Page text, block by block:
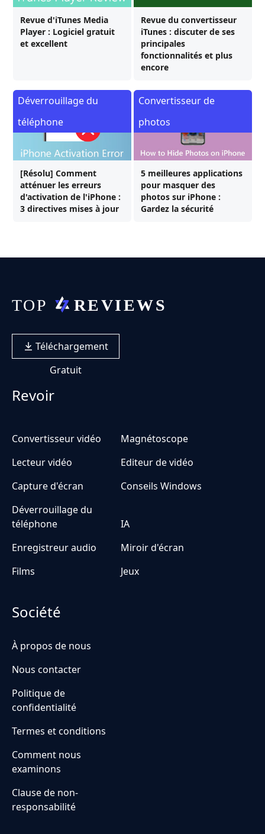
Revue d'iTunes Media
Player : Logiciel gratuit
et excellent
Revue du convertisseur
iTunes : discuter de ses
principales
fonctionnalités et plus
encore
[Résolu] Comment
atténuer les erreurs
d'activation de l'iPhone :
3 directives mises à jour
Déverrouillage du
téléphone
5 meilleures applications
pour masquer des
photos sur iPhone :
Gardez la sécurité
Convertisseur de
photos
Téléchargement
Gratuit
Revoir
Convertisseur vidéo
Magnétoscope
Lecteur vidéo
Editeur de vidéo
Capture d'écran
Conseils Windows
Déverrouillage du
téléphone
IA
Enregistreur audio
Miroir d'écran
Films
Jeux
Société
À propos de nous
Nous contacter
Politique de
confidentialité
Termes et conditions
Comment nous
examinons
Clause de non-
responsabilité